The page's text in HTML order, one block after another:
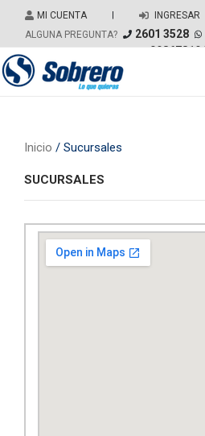
MI CUENTA | INGRESAR
ALGUNA PREGUNTA? 2601 3528
Salir del contenido
Main Navigation
Inicio / Sucursales
SUCURSALES